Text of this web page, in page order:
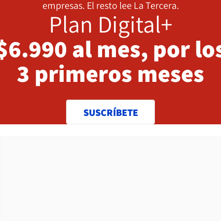
empresas. El resto lee La Tercera.
Plan Digital+
al mes, por
3 primeros meses
SUSCRÍBETE